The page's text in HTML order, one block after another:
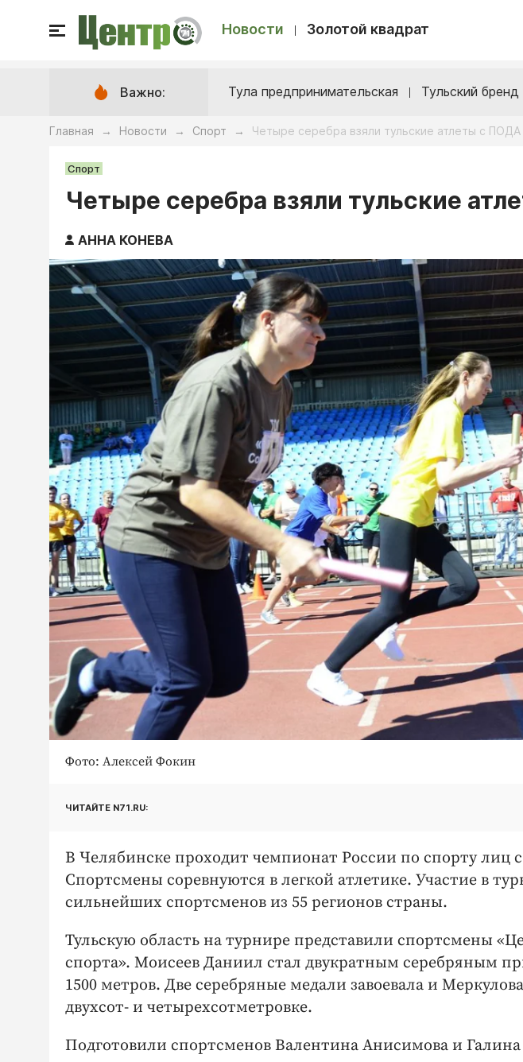
Новости Золотой квадрат
Важно: Тула предпринимательская Тульский бренд
Главная → Новости → Спорт → Четыре серебра взяли тульские атлеты с ПОДА
Спорт
Четыре серебра взяли тульские
АННА КОНЕВА
Фото: Алексей Фокин
ЧИТАЙТЕ N71.RU:
В Челябинске проходит чемпионат России по спорту лиц
Спортсмены соревнуются в легкой атлетике. Участие в
сильнейших спортсменов из 55 регионов страны.
Тульскую область на турнире представили спортсмены
спорта». Моисеев Даниил стал двукратным серебряным
1500 метров. Две серебряные медали завоевала и
двухсот- и четырехсотметровке.
Подготовили спортсменов Валентина Анисимова и